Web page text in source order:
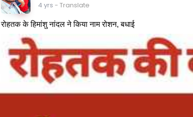
4 yrs - Translate
रोहतक के हिमांशु नांदल ने किया नाम रोशन, बधाई